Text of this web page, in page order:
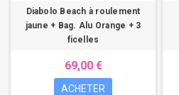
Diabolo Beach à roulement
jaune + Bag. Alu Orange + 3
ficelles
69,00 €
ACHETER